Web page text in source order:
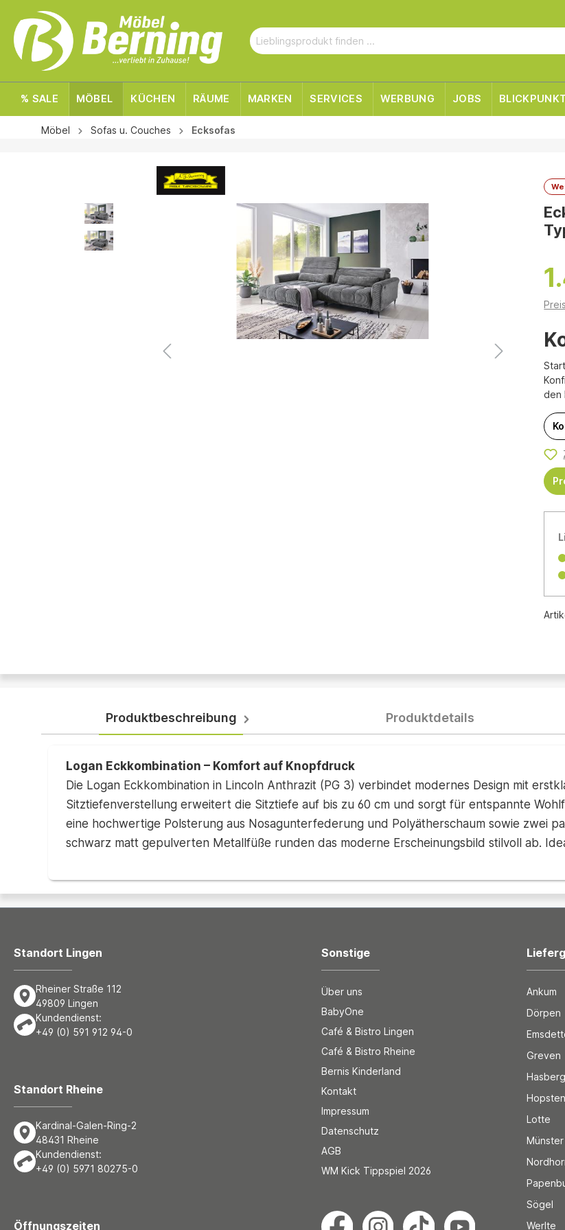
% SALE MÖBEL KÜCHEN RÄUME MARKEN SERVICES WERBUNG JOBS BLICKPUNKT
Möbel Sofas u. Couches Ecksofas
den
Produktbeschreibung Produktdetails
Logan Eckkombination – Komfort auf Knopfdruck
Die Logan Eckkombination in Lincoln Anthrazit (PG 3) verbindet modernes Design mit
Sitztiefenverstellung erweitert die Sitztiefe auf bis zu 60 cm und sorgt für entspannte
eine hochwertige Polsterung aus Nosagunterfederung und Polyätherschaum sowie zwei
schwarz matt gepulverten Metallfüße runden das moderne Erscheinungsbild stilvoll ab.
Standort Lingen
Rheiner Straße 112
49809 Lingen
Kundendienst:
+49 (0) 591 912 94-0
Standort Rheine
Kardinal-Galen-Ring-2
48431 Rheine
Kundendienst:
+49 (0) 5971 80275-0
Öffnungszeiten
Sonstige
Über uns
BabyOne
Café & Bistro Lingen
Café & Bistro Rheine
Bernis Kinderland
Kontakt
Impressum
Datenschutz
AGB
WM Kick Tippspiel 2026
Ankum
Dörpen
Greven
Hopsten
Lotte
Münster
Sögel
Werlte